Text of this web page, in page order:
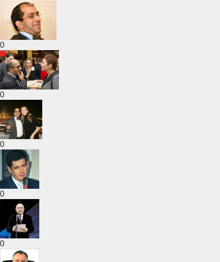
0
0
0
0
0